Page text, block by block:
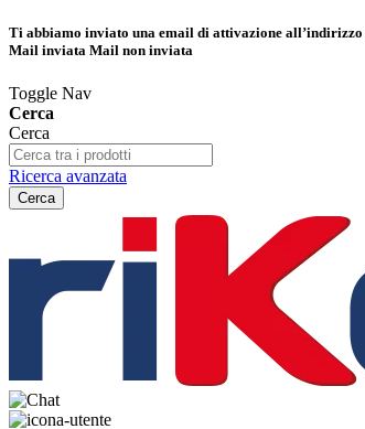
Ti abbiamo inviato una email di attivazione all’indirizzo
Mail inviata Mail non inviata
Toggle Nav
Cerca
Cerca
Ricerca avanzata
Cerca